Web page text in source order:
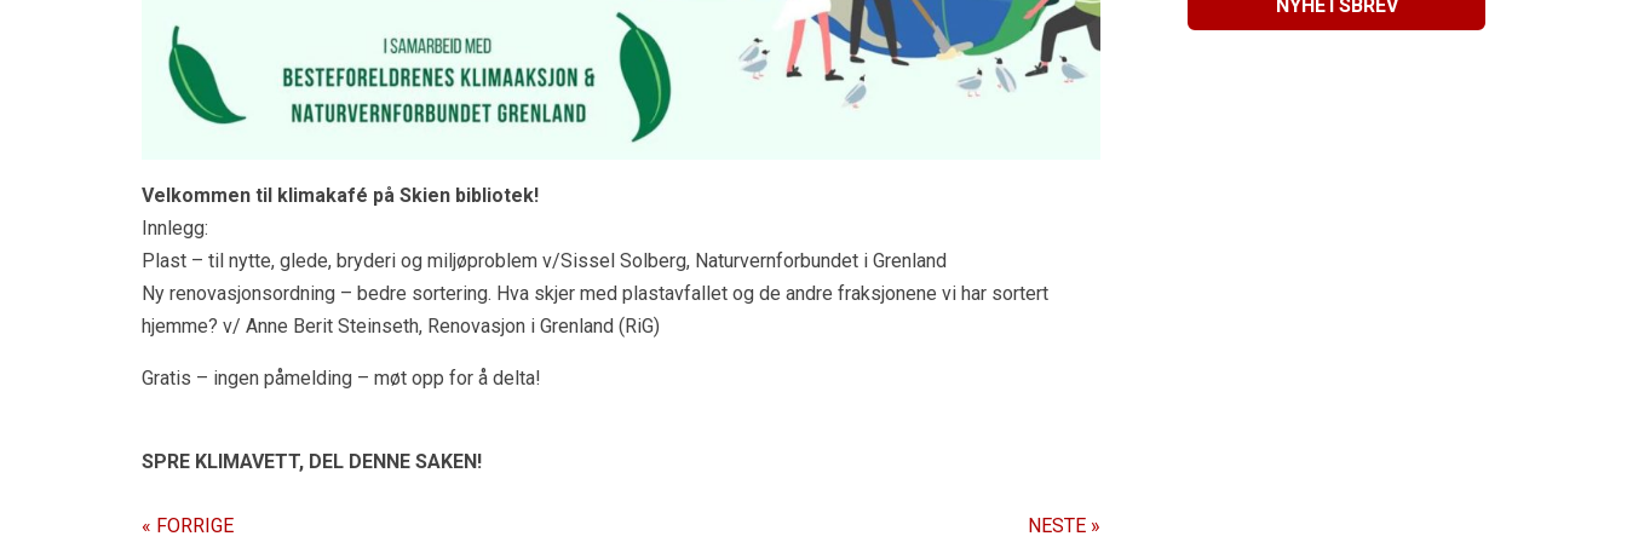
Velkommen til klimakafé på Skien bibliotek!
Innlegg:
Plast – til nytte, glede, bryderi og miljøproblem v/Sissel Solberg, Naturvernforbundet i Grenland
Ny renovasjonsordning – bedre sortering. Hva skjer med plastavfallet og de andre fraksjonene vi har sortert
hjemme? v/ Anne Berit Steinseth, Renovasjon i Grenland (RiG)
Gratis – ingen påmelding – møt opp for å delta!
SPRE KLIMAVETT, DEL DENNE SAKEN!
« FORRIGE NESTE »
NYHETSBREV